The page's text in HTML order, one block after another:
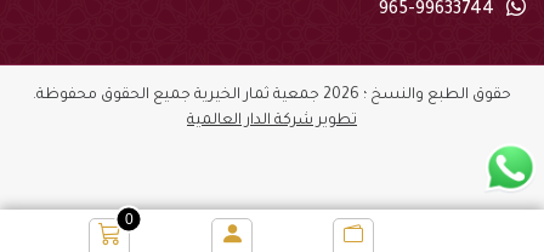
0
965-99633744
حقوق الطبع والنسخ ؛ 2026 جمعية ثمار الخيرية جميع الحقوق محفوظة.
تطوير شركة الدار العالمية